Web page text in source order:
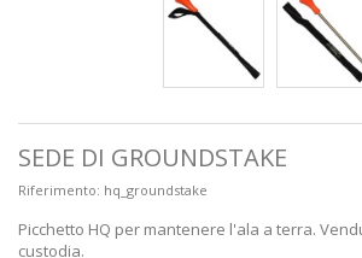
SEDE DI GROUNDSTAKE
Riferimento: hq_groundstake
Picchetto HQ per mantenere l'ala a terra.
custodia.